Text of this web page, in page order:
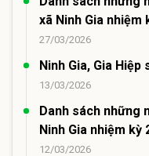
xã Ninh Gia nhiệm
27/03/2026
Ninh Gia, Gia
13/03/2026
Danh sách những
Ninh Gia nhiệm kỳ
12/03/2026